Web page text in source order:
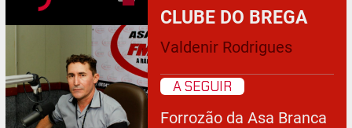
CLUBE DO BREGA
Valdenir Rodrigues
A SEGUIR
Forrozão da Asa Branca